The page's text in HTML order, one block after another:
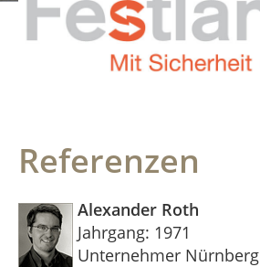
Referenzen
Alexander Roth
Jahrgang: 1971
Unternehmer Nürnberg